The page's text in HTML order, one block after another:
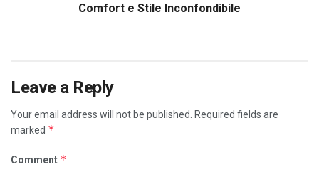
Comfort e Stile Inconfondibile
Leave a Reply
Your email address will not be published.
Required fields are
marked *
Comment *